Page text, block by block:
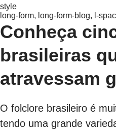
style
long-form, long-form-blog, l-
Conheça
brasileiras
atravessam
O folclore brasileiro é
tendo uma grande